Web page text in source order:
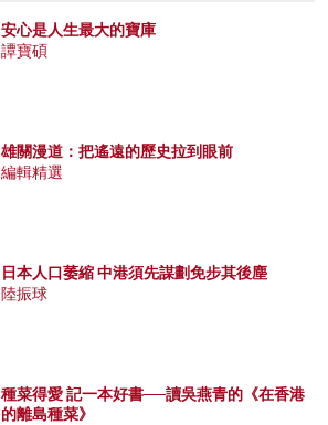
安心是人生最大的寶庫
譚寶碩
雄關漫道：把遙遠的歷史拉到眼前
編輯精選
日本人口萎縮 中港須先謀劃免步其後塵
陸振球
種菜得愛 記一本好書──讀吳燕青的《在香港
的離島種菜》